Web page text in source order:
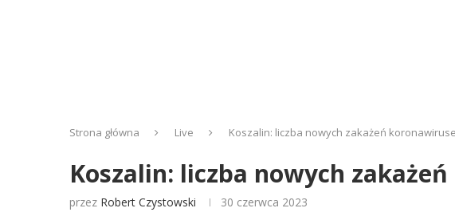
Strona główna Live Koszalin: liczba nowych zakażeń
Koszalin: liczba nowych
przez Robert Czystowski 30 czerwca 2023